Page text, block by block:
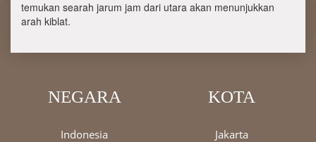
temukan searah jarum jam dari utara akan menunjukkan
arah kiblat.
NEGARA
Indonesia
KOTA
Jakarta